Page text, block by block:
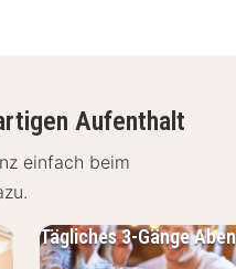
im Breisgau
Telefon, Minibar,
ausgestattet. Alle
mit einer Dusche
Bademantel und einem
Hotel-Restaurant das
Aufenthalt
einfach beim
Tägliches 3-Gänge